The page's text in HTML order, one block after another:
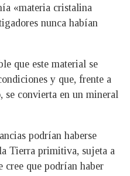
«materia cristalina
nunca habían
que este material se
y que, frente a
se convierta en un mineral
podrían haberse
Tierra primitiva, sujeta a
cree que podrían haber